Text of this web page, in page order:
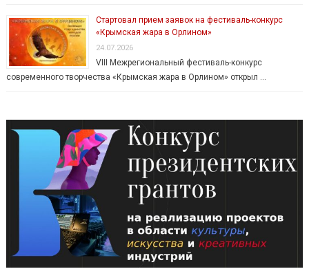
Стартовал прием заявок на фестиваль-конкурс
«Крымская жара в Орлином»
24.07.2026
VIII Межрегиональный фестиваль-конкурс
современного творчества «Крымская жара в Орлином» открыл …